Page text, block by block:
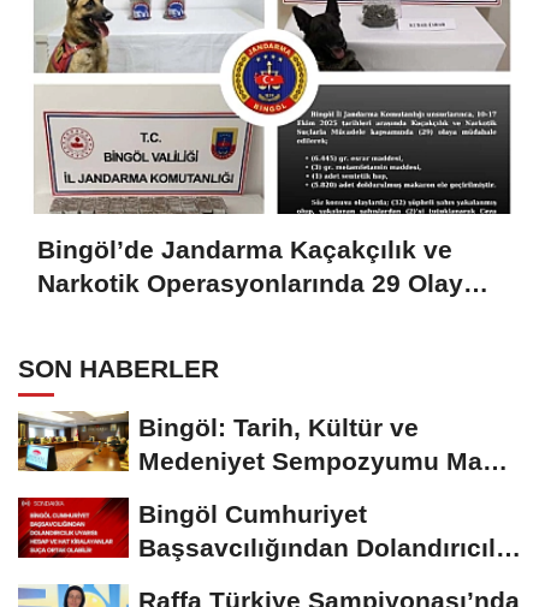
Bingöl’de Jandarma Kaçakçılık ve
Narkotik Operasyonlarında 29 Olaya
SON HABERLER
Bingöl: Tarih, Kültür ve
Medeniyet Sempozyumu Mayıs
Bingöl Cumhuriyet
Başsavcılığından Dolandırıcılık
Raffa Türkiye Şampiyonası’nda